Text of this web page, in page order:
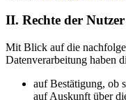
II. Rechte der
Mit Blick auf die
Datenverarbeitung haben
auf Bestätigung, ob
auf Auskunft über